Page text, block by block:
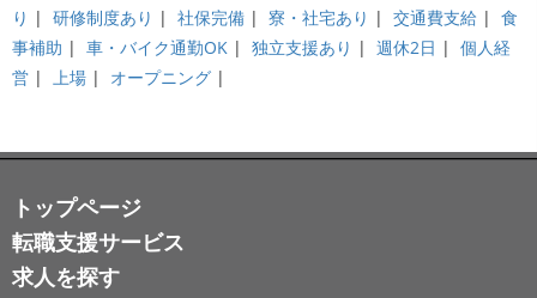
り | 研修制度あり | 社保完備 | 寮・社宅あり | 交通費支給 | 食
事補助 | 車・バイク通勤OK | 独立支援あり | 週休2日 | 個人経
営 | 上場 | オープニング |
トップページ
転職支援サービス
求人を探す